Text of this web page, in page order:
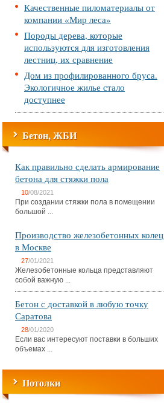
Качественные пиломатериалы от
компании «Мир леса»
Породы дерева, которые
используются для изготовления
лестниц, их сравнение
Дом из профилированного бруса.
Экологичное жилье стало
доступнее
Бетон, ЖБИ
Как правильно сделать армирование
бетона для стяжки пола
10/08/2021
При создании стяжки пола в помещении
большой ...
Производство железобетонных колец
в Москве
27/01/2021
Железобетонные кольца представляют
собой важную ...
Бетон с доставкой в любую точку
Саратова
28/01/2020
Если вас интересуют поставки в больших
объемах ...
Потолки